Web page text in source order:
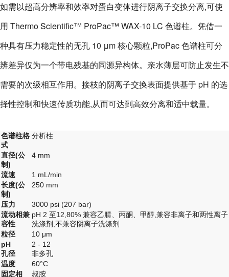
如需以超高分辨率和效率对蛋白变体进行阴离子交换分离,可使
用 Thermo Scientific™ ProPac™ WAX-10 LC 色谱柱。凭借一
种具有压力稳定性的无孔 10 μm 核心颗粒,ProPac 色谱柱可分
辨差异仅为一个带电残基的同源异构体。亲水薄层可防止发生不
需要的次级相互作用。接枝的阴离子交换表面提供基于 pH 的选
择性控制和快速传质功能,从而可达到高效分离和适中载量。
色谱柱格
式
分析柱
直径(公
制)
4 mm
流速
1 mL/min
长度(公
制)
250 mm
压力
3000 psi (207 bar)
流动相兼
容性
pH 2 至12,80% 兼容乙腈、丙酮、甲醇,兼容非离子和两性离子
洗涤剂,不兼容阴离子洗涤剂
粒径
10 μm
pH
2 - 12
孔径
非多孔
温度
60°C
固定相
叔胺